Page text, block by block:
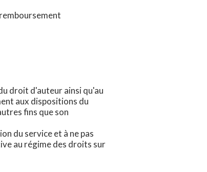
droit d'auteur ainsi qu'au
aux dispositions du
fins que son
du service et à ne pas
au régime des droits sur